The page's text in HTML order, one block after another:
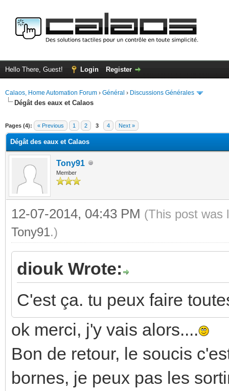
Hello There, Guest! Login Register
Calaos, Home Automation Forum › Général › Discussions Générales
Dégât des eaux et Calaos
Pages (4): « Previous 1 2 3 4 Next »
Dégât des eaux et Calaos
Tony91
Member
12-07-2014, 04:43 PM (This post was
Tony91.)
diouk Wrote:
C'est ça. tu peux faire
ok merci, j'y vais alors....
Bon de retour, le soucis
bornes, je peux pas les